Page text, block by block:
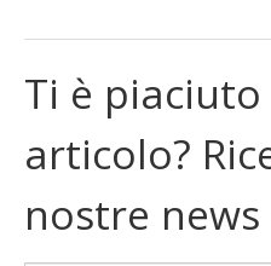
Ti è
articolo?
nostre